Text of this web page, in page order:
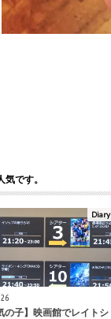
です。
Diary
の子】映画館でレイトシ